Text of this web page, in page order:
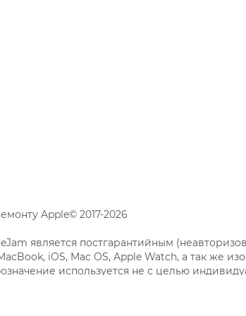
Apple© 2017-2026
является постгарантийным
iOS, Mac OS, Apple Watch, а так
используется не с целью